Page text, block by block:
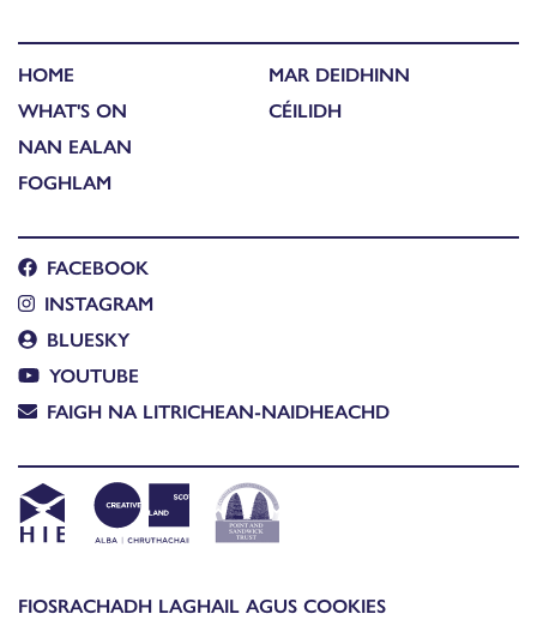
HOME
WHAT'S ON
NAN EALAN
FOGHLAM
MAR DEIDHINN
CÉILIDH
FACEBOOK
INSTAGRAM
BLUESKY
YOUTUBE
FAIGH NA LITRICHEAN-NAIDHEACHD
FIOSRACHADH LAGHAIL AGUS COOKIES